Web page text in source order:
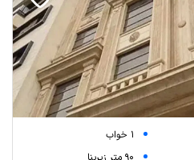
1 خواب